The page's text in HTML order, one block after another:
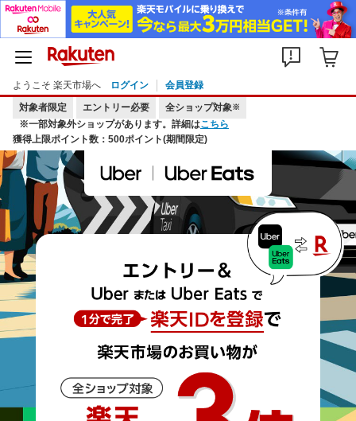
ようこそ 楽天市場へ ログイン
会員登録
対象者限定
エントリー必要 全ショップ対象※
※一部対象外ショップがあります。詳細はこちら
獲得上限ポイント数：500ポイント(期間限定)